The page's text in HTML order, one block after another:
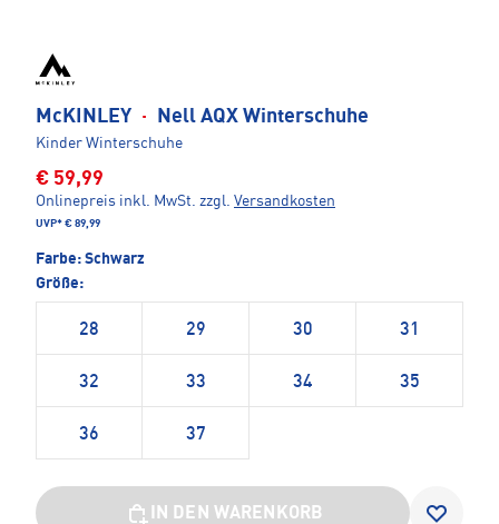
McKINLEY · Nell AQX Winterschuhe
Kinder Winterschuhe
€ 59,99
Onlinepreis inkl. MwSt. zzgl. Versandkosten
UVP* € 89,99
Farbe: Schwarz
Größe:
28 29 30 31
32 33 34 35
36 37
IN DEN WARENKORB